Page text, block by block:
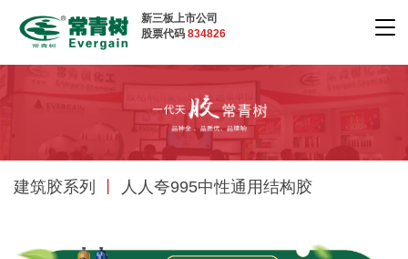
新三板上市公司
股票代码 834826
建筑胶系列 人人夸995中性通用结构胶